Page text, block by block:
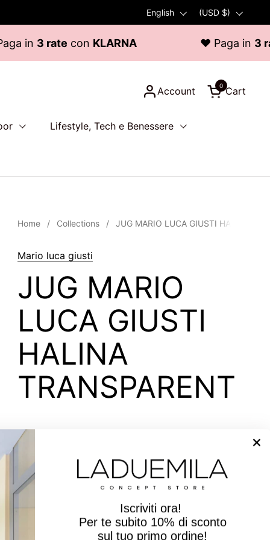
Language
English Country/region
(USD $)
3 rateconKLARNA ♥ Paga in3 rate
Account
Open cart
Cart
0
Lifestyle, Tech e Benessere
Home / Collections / JUG MARIO LUCA GIUSTI HALINA
Mario luca giusti
JUG MARIO
LUCA GIUSTI
HALINA
TRANSPARENT
$83.00
ADD TO CART
Iscriviti ora!
Per te subito10% di sconto
sul tuo primo ordine!